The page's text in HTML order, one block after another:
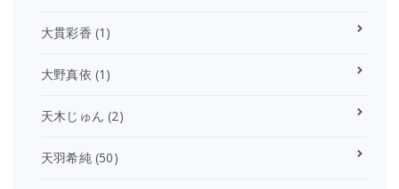
大貫彩香 (1)
大野真依 (1)
天木じゅん (2)
天羽希純(50)